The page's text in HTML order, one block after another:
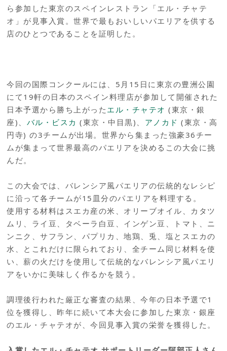
ら参加した東京のスペインレストラン「エル・チャテ
オ」が見事入賞。世界で最もおいしいパエリアを供する
店のひとつであることを証明した。
今回の国際コンクールには、5月15日に東京の豊洲公園
にて19軒の日本のスペイン料理店が参加して開催された
日本予選から勝ち上がった エル・チャテオ (東京・銀
座)、 バル・ビスカ (東京・中目黒)、 アノカド (東京・高
円寺) の3チームが出場。世界から集まった強豪36チー
ムが集まって世界最高のパエリアを決めるこの大会に挑
んだ。
この大会では、バレンシア風パエリアの伝統的なレシピ
に沿って各チームが15皿分のパエリアを料理する。
使用する材料はスエカ産の米、オリーブオイル、カタツ
ムリ、ライ豆、タベーラ白豆、インゲン豆、トマト、ニ
ンニク、サフラン、パプリカ、地鶏、兎、塩とスエカの
水、とこれだけに限られており、全チーム同じ材料を使
い、薪の火だけを使用して伝統的なバレンシア風パエリ
アをいかに美味しく作るかを競う。
調理後行われた厳正な審査の結果、今年の日本予選で1
位を獲得し、昨年に続いて本大会に参加した東京・銀座
のエル・チャテオが、今回見事入賞の栄誉を獲得した。